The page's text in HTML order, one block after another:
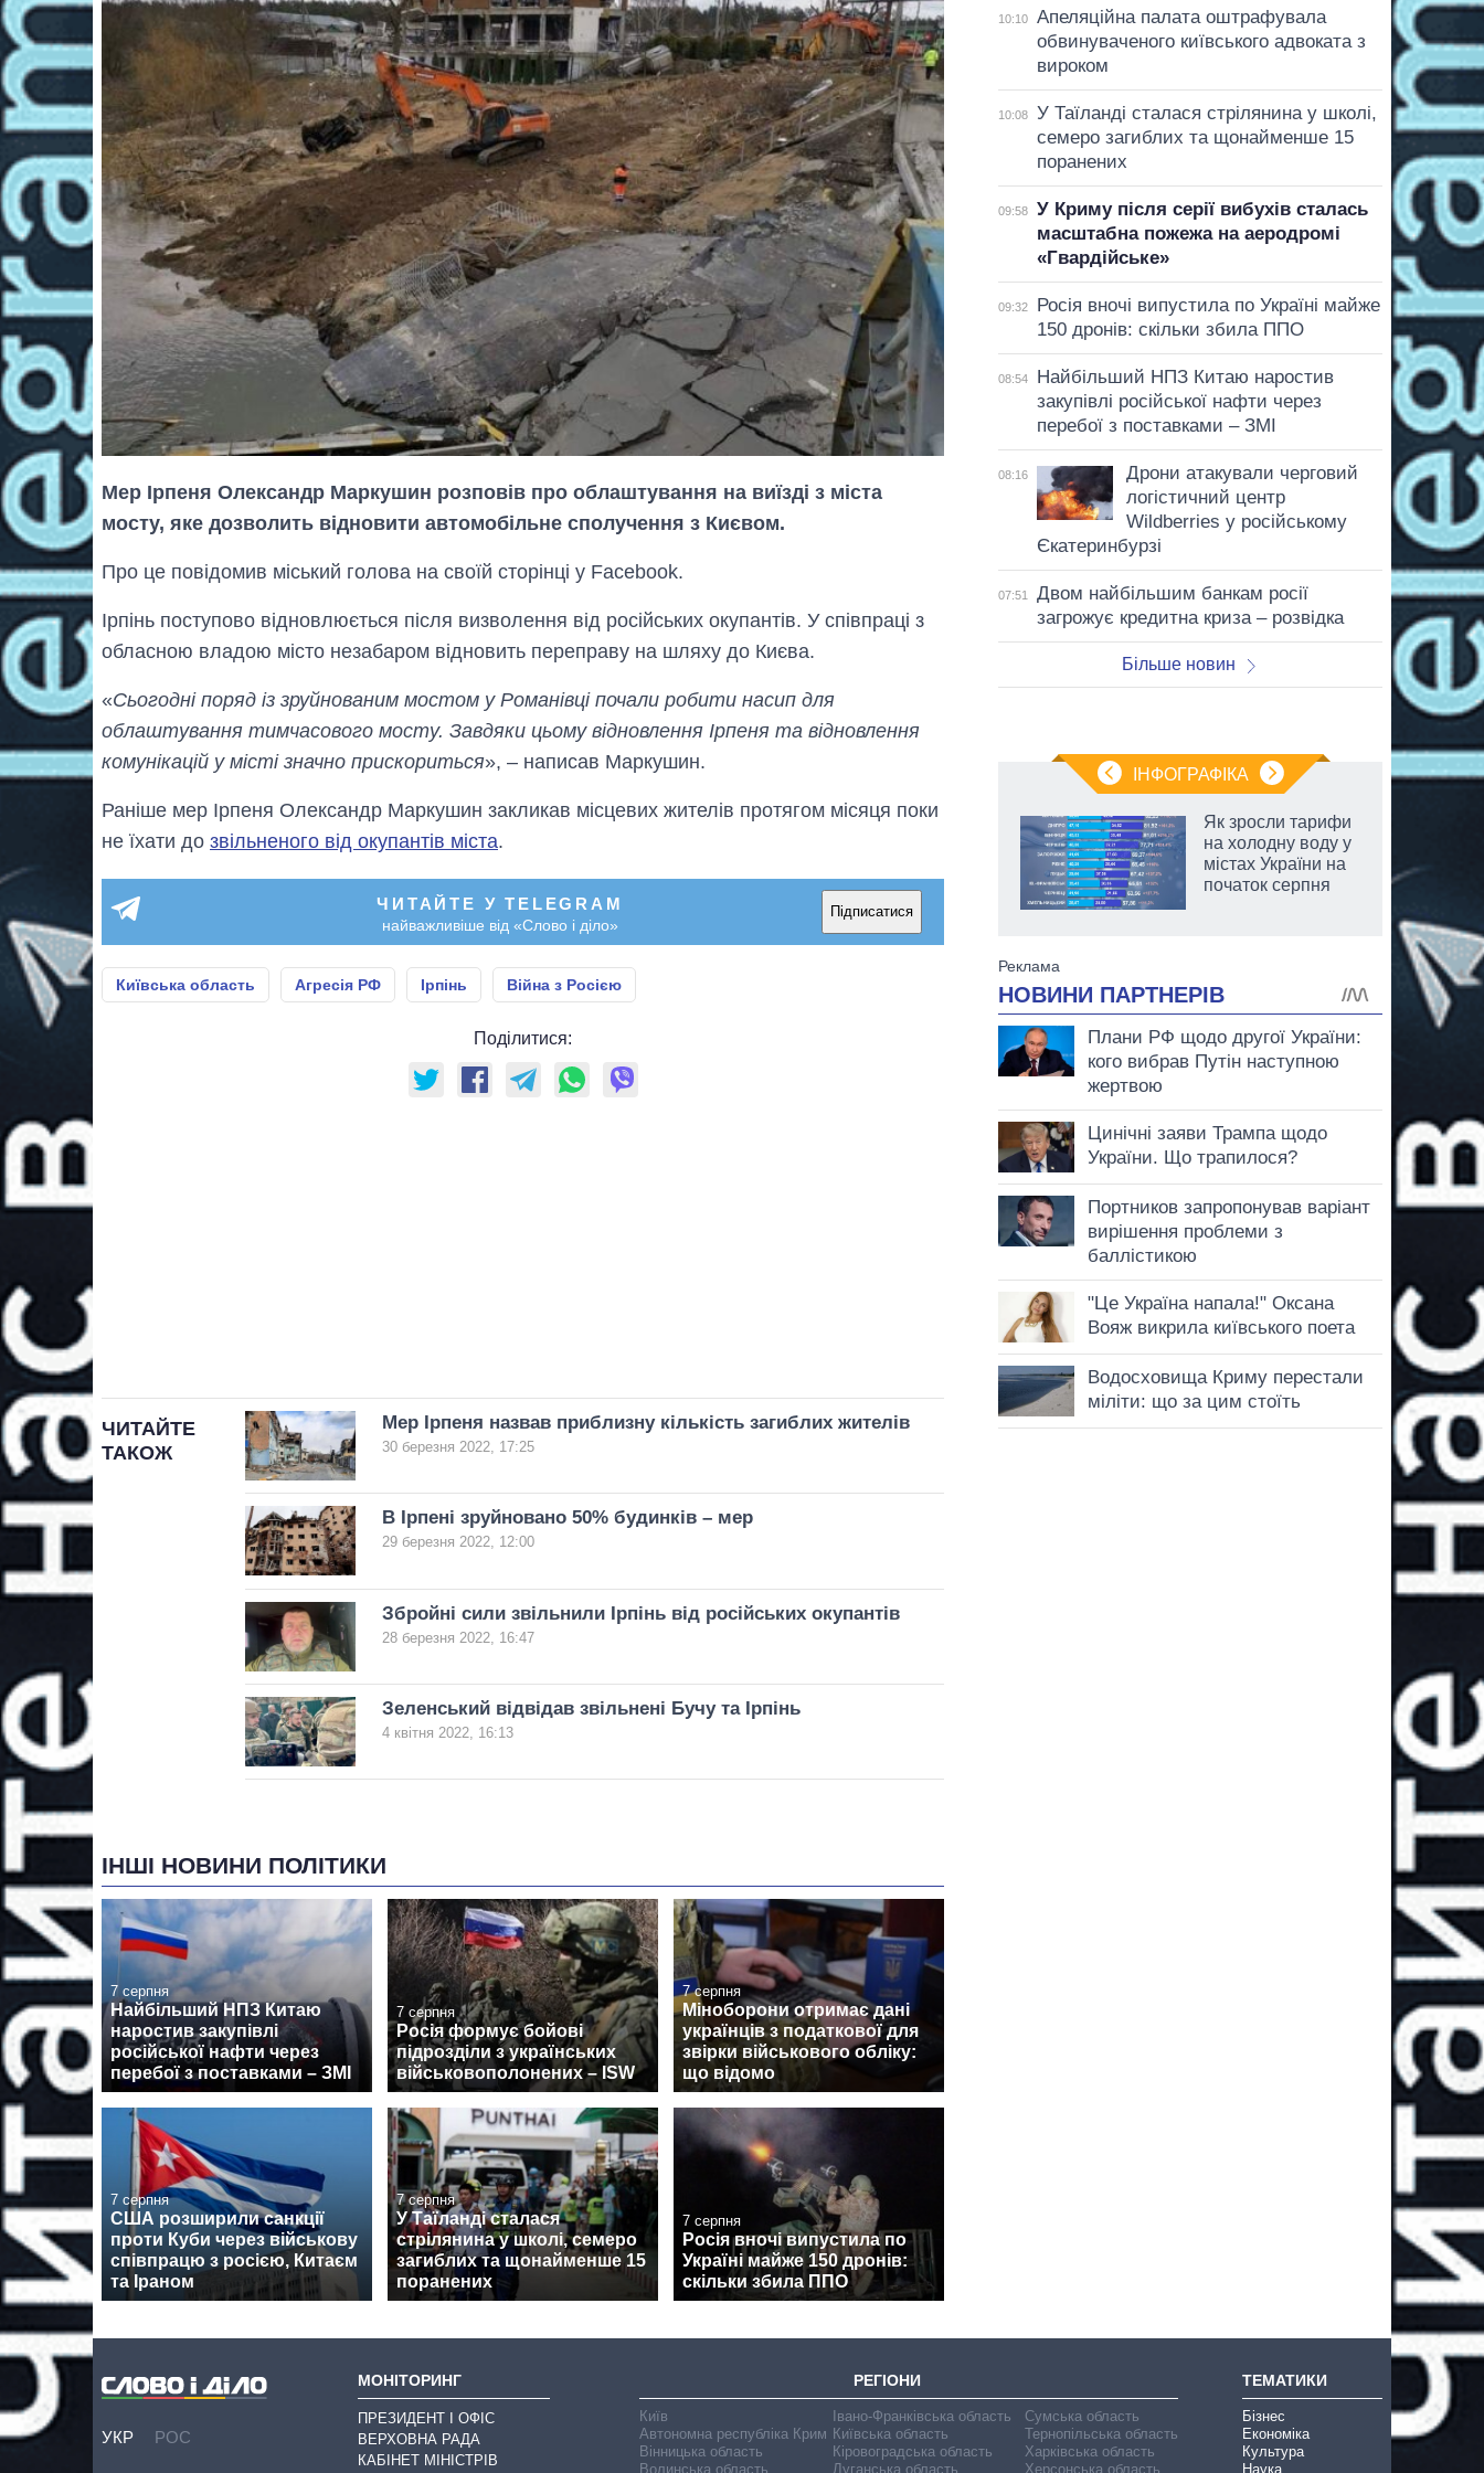
Мер Ірпеня Олександр Маркушин розповів про облаштування на виїзді з міста
мосту, яке дозволить відновити автомобільне сполучення з Києвом.
Про це повідомив міський голова на своїй сторінці у Facebook.
Ірпінь поступово відновлюється після визволення від російських окупантів. У співпраці з
обласною владою місто незабаром відновить переправу на шляху до Києва.
«Сьогодні поряд із зруйнованим мостом у Романівці почали робити насип для
облаштування тимчасового мосту. Завдяки цьому відновлення Ірпеня та відновлення
комунікацій у місті значно прискориться», – написав Маркушин.
Раніше мер Ірпеня Олександр Маркушин закликав місцевих жителів протягом місяця поки
не їхати до звільненого від окупантів міста.
ЧИТАЙТЕ У TELEGRAM
найважливіше від «Слово і діло»
Підписатися
Київська область Агресія РФ Ірпінь Війна з Росією
Поділитися:
ЧИТАЙТЕ
ТАКОЖ
Мер Ірпеня назвав приблизну кількість загиблих жителів
30 березня 2022, 17:25
В Ірпені зруйновано 50% будинків – мер
29 березня 2022, 12:00
Збройні сили звільнили Ірпінь від російських окупантів
28 березня 2022, 16:47
Зеленський відвідав звільнені Бучу та Ірпінь
4 квітня 2022, 16:13
ІНШІ НОВИНИ ПОЛІТИКИ
7 серпня
Найбільший НПЗ Китаю
наростив закупівлі
російської нафти через
перебої з поставками – ЗМІ
7 серпня
Росія формує бойові
підрозділи з українських
військовополонених – ISW
7 серпня
Міноборони отримає дані
українців з податкової для
звірки військового обліку:
що відомо
7 серпня
США розширили санкції
проти Куби через військову
співпрацю з росією, Китаєм
та Іраном
7 серпня
У Таїланді сталася
стрілянина у школі, семеро
загиблих та щонайменше 15
поранених
7 серпня
Росія вночі випустила по
Україні майже 150 дронів:
скільки збила ППО
10:10
Апеляційна палата оштрафувала
обвинуваченого київського адвоката з
вироком
10:08
У Таїланді сталася стрілянина у школі,
семеро загиблих та щонайменше 15
поранених
09:58
У Криму після серії вибухів сталась
масштабна пожежа на аеродромі
«Гвардійське»
09:32
Росія вночі випустила по Україні майже
150 дронів: скільки збила ППО
08:54
Найбільший НПЗ Китаю наростив
закупівлі російської нафти через
перебої з поставками – ЗМІ
08:16
Дрони атакували черговий
логістичний центр
Wildberries у російському
Єкатеринбурзі
07:51
Двом найбільшим банкам росії
загрожує кредитна криза – розвідка
Більше новин
ІНФОГРАФІКА
Як змінився
оборони за 13
років війни з
росією
Як зросли тарифи
на холодну воду у
містах України на
початок серпня
УКР РОС
МОНІТОРИНГ
ПРЕЗИДЕНТ І ОФІС
ВЕРХОВНА РАДА
КАБІНЕТ МІНІСТРІВ
РЕГІОНИ
Київ
Автономна республіка Крим
Вінницька область
Волинська область
Івано-Франківська область
Київська область
Кіровоградська область
Луганська область
Сумська область
Тернопільська область
Харківська область
Херсонська область
ТЕМАТИКИ
Бізнес
Економіка
Культура
Наука